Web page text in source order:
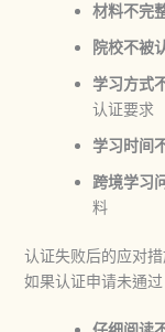
材料不完
院校不被
学习方式
认证要求
学习时间
跨境学习
料
认证失败后的应对
如果认证申请未通